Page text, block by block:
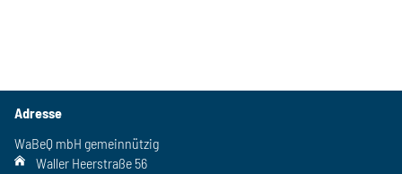
Adresse
WaBeQ mbH gemeinnützig
Waller Heerstraße 56